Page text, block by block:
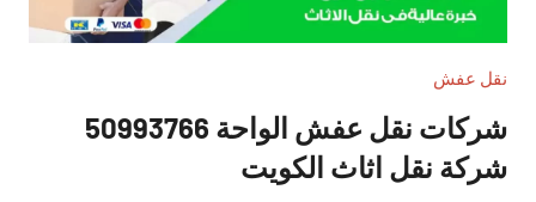
نقل عفش
شركات نقل عفش الواحة 50993766
شركة نقل اثاث الكويت